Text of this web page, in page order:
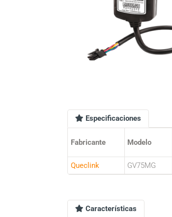
Especificaciones
Fabricante Modelo
Queclink GV75MG
Características